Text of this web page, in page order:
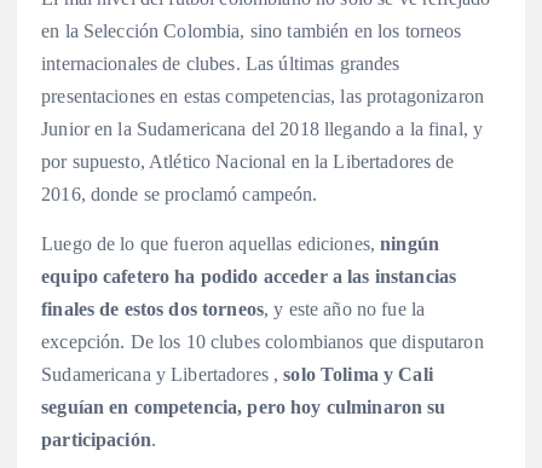
en la Selección Colombia, sino también en los torneos
internacionales de clubes. Las últimas grandes
presentaciones en estas competencias, las protagonizaron
Junior en la Sudamericana del 2018 llegando a la final, y
por supuesto, Atlético Nacional en la Libertadores de
2016, donde se proclamó campeón.
Luego de lo que fueron aquellas ediciones,ningún
equipo cafetero ha podido acceder a las instancias
finales de estos dos torneos, y este año no fue la
excepción. De los 10 clubes colombianos que disputaron
Sudamericana y Libertadores ,solo Tolima y Cali
seguían en competencia, pero hoy culminaron su
participación.